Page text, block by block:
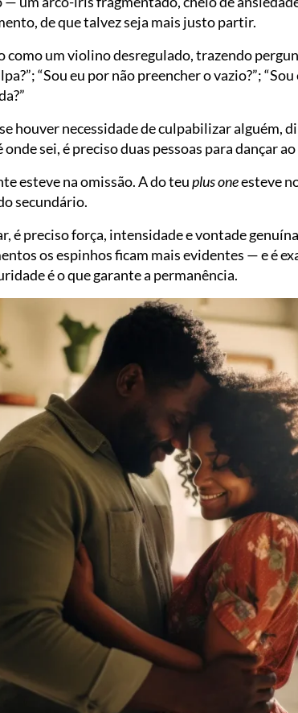
de que talvez seja mais justo partir.
como um violino desregulado, trazendo
“Sou eu por não preencher o vazio?”;
houver necessidade de culpabilizar alguém,
sei, é preciso duas pessoas para dançar
esteve na omissão. A do teuplus oneesteve
secundário.
é preciso força, intensidade e vontade
os espinhos ficam mais evidentes — e é
é o que garante a permanência.